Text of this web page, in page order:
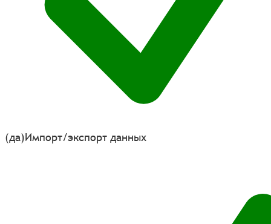
(да)Импорт/экспорт данных